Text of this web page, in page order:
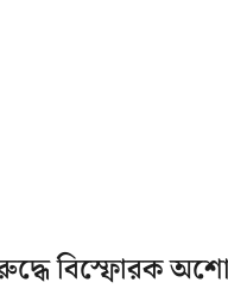
বিস্ফোরক